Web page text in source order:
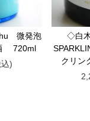
微発泡
720ml
)
◇白
クリ